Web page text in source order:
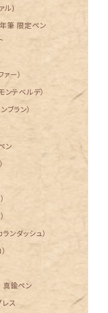
ル)
筆 限定ペン
ー）
テベルデ）
ブラン）
ン
ンダッシュ）
鍮ペン
ス